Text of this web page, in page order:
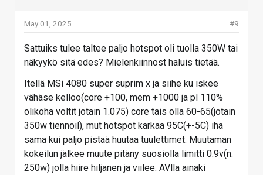
github.com
#9
May 01, 2025
Sattuiks tulee taltee paljo hotspot oli tuolla 350W tai
näkyykö sitä edes? Mielenkiinnost haluis tietää.
Itellä MSi 4080 super suprim x ja siihe ku iskee
vähäse kelloo(core +100, mem +1000 ja pl 110%
olikoha voltit jotain 1.075) core tais olla 60-65(jotain
350w tiennoil), mut hotspot karkaa 95C(+-5C) iha
sama kui paljo pistää huutaa tuulettimet. Muutaman
kokeilun jälkee muute pitäny suosiolla limitti 0.9v(n.
250w) jolla hiire hiljanen ja viilee. AVlla ainaki